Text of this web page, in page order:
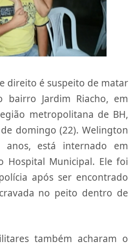
direito é suspeito de matar
bairro Jardim Riacho, em
metropolitana de BH,
domingo (22). Welington
anos, está internado em
Hospital Municipal. Ele foi
após ser encontrado
no peito dentro de
também acharam o